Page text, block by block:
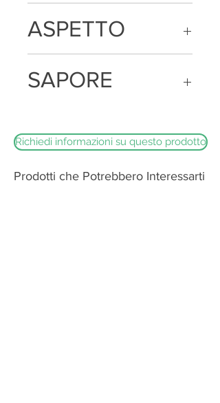
saccarosio, aromi e spezie
ASPETTO
fetta si presente di colore rosso
brillante
SAPORE
Richiedi informazioni su questo prodotto
Prodotti che Potrebbero Interessarti